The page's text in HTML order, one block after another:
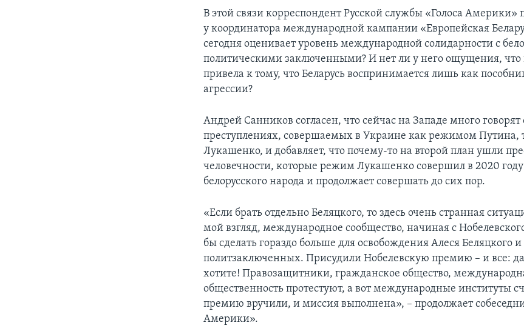
В этой связи корреспондент Русской службы «Голоса Америки»
у координатора международной кампании «Европейская
сегодня оценивает уровень международной солидарности с
политическими заключенными? И нет ли у него ощущения, что
привела к тому, что Беларусь воспринимается лишь как
агрессии?
Андрей Санников согласен, что сейчас на Западе много
преступлениях, совершаемых в Украине как режимом
Лукашенко, и добавляет, что почему-то на второй план ушли
человечности, которые режим Лукашенко совершил в 2020
белорусского народа и продолжает совершать до сих пор.
«Если брать отдельно Беляцкого, то здесь очень странная
мой взгляд, международное сообщество, начиная с
бы сделать гораздо больше для освобождения Алеся Беляцкого
политзаключенных. Присудили Нобелевскую премию – и все:
хотите! Правозащитники, гражданское общество,
общественность протестуют, а вот международные институты
премию вручили, и миссия выполнена», – продолжает
Америки».